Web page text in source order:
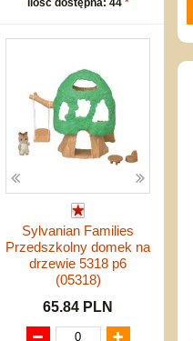
ilość dostępna: 44 *
Sylvanian Families
Przedszkolny domek na
drzewie 5318 p6
(05318)
65.84 PLN